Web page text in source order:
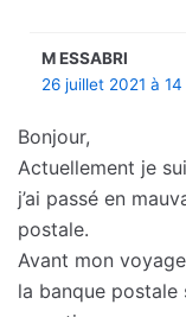
M ESSABRI
26 juillet 2021 à
Bonjour,
Actuellement je
j’ai passé en
postale.
Avant mon
la banque postale